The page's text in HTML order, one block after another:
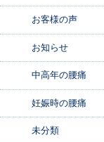
お客様の声
お知らせ
中高年の腰痛
妊娠時の腰痛
未分類